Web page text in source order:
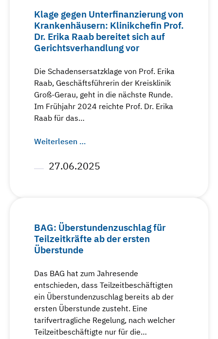
Klage gegen Unterfinanzierung von
Krankenhäusern: Klinikchefin Prof.
Dr. Erika Raab bereitet sich auf
Gerichtsverhandlung vor
Die Schadensersatzklage von Prof. Erika
Raab, Geschäftsführerin der Kreisklinik
Groß-Gerau, geht in die nächste Runde.
Im Frühjahr 2024 reichte Prof. Dr. Erika
Raab für das…
Weiterlesen …
27.06.2025
BAG: Überstundenzuschlag für
Teilzeitkräfte ab der ersten
Überstunde
Das BAG hat zum Jahresende
entschieden, dass Teilzeitbeschäftigten
ein Überstundenzuschlag bereits ab der
ersten Überstunde zusteht. Eine
tarifvertragliche Regelung, nach welcher
Teilzeitbeschäftigte nur für die…